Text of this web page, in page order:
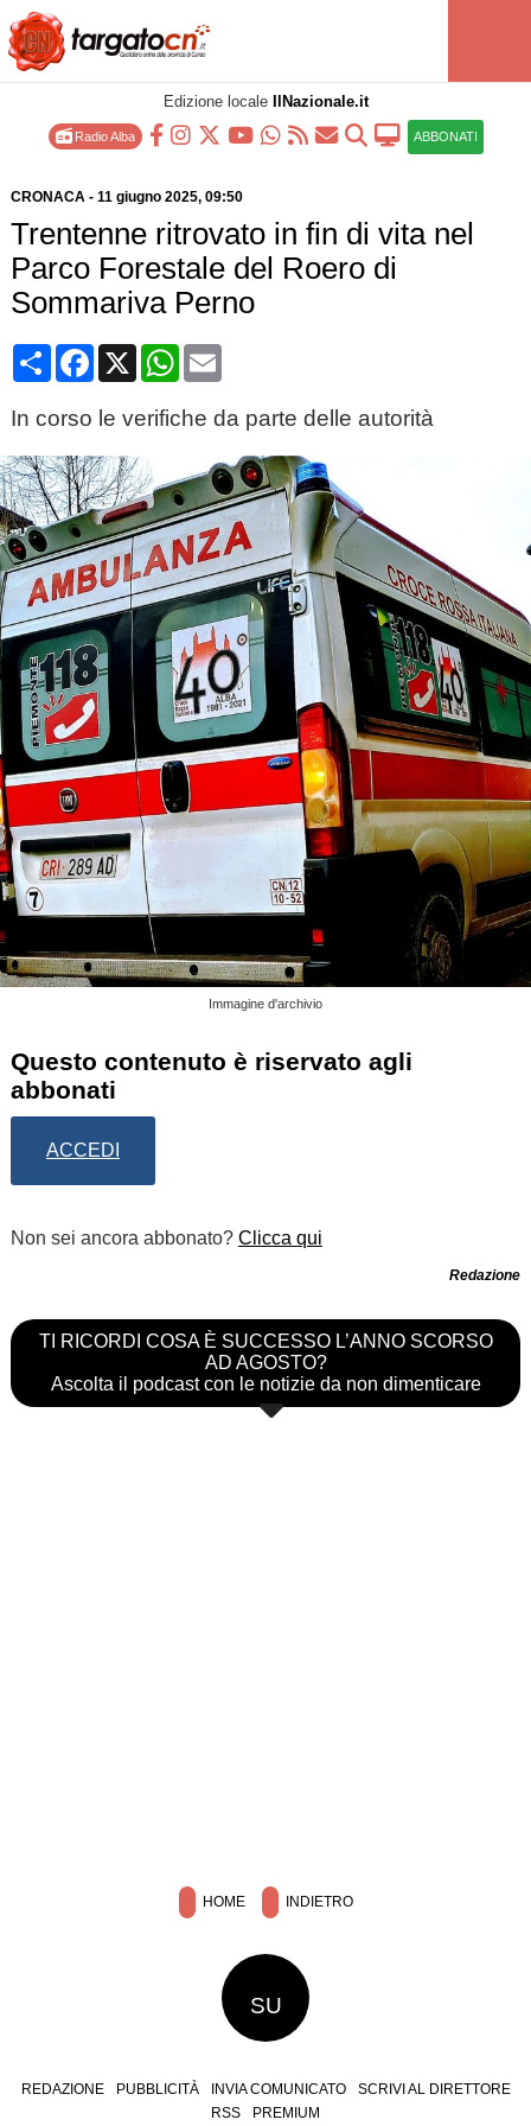
Edizione locale IlNazionale.it
Radio Alba ABBONATI
CRONACA- 11 giugno 2025, 09:50
Trentenne ritrovato in fin di vita nel
Parco Forestale del Roero di
Sommariva Perno
CondividiFacebook
X WhatsApp
Email
In corso le verifiche da parte delle autorità
Immagine d'archivio
Questo contenuto è riservato agli
abbonati
ACCEDI
Non sei ancora abbonato? Clicca qui
Redazione
TI RICORDI COSA È SUCCESSO L’ANNO SCORSO
AD AGOSTO?
Ascolta il podcast con le notizie da non dimenticare
HOME INDIETRO
SU
REDAZIONE PUBBLICITÀ INVIA COMUNICATO
SCRIVI AL DIRETTORE
RSS
PREMIUM